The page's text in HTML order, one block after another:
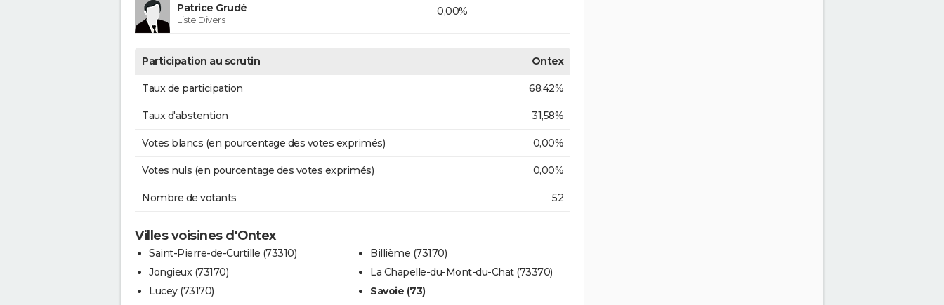
Patrice Grudé
Liste Divers
0,00%
Participation au scrutin Ontex
Taux de participation 68,42%
Taux d'abstention 31,58%
Votes blancs (en pourcentage des votes exprimés) 0,00%
Votes nuls (en pourcentage des votes exprimés) 0,00%
Nombre de votants 52
Villes voisines d'Ontex
Saint-Pierre-de-Curtille (73310)
Jongieux (73170)
Lucey (73170)
Billième (73170)
La Chapelle-du-Mont-du-Chat (73370)
Savoie (73)